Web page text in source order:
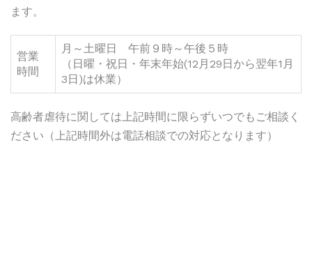
ます。
営業
時間
月～土曜日 午前９時～午後５時
（日曜・祝日・年末年始(12月29日から翌年1月
3日)は休業）
高齢者虐待に関しては上記時間に限らずいつでもご相談く
ださい（上記時間外は電話相談での対応となります）